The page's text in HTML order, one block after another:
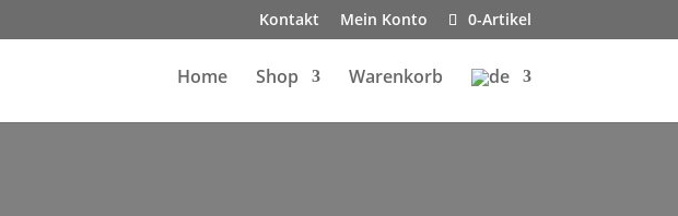
Kontakt Mein Konto 0-Artikel
Home Shop Warenkorb